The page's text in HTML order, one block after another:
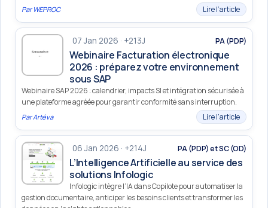
ParWEPROC Lire l’article
07 Jan 2026 · +213J PA (PDP)
Webinaire Facturation électronique
2026 : préparez votre environnement
sous SAP
Webinaire SAP 2026 : calendrier, impacts SI et intégration sécurisée à
une plateforme agréée pour garantir conformité sans interruption.
ParArtéva Lire l’article
06 Jan 2026 · +214J PA (PDP) et SC (OD)
L’Intelligence Artificielle au service des
solutions Infologic
Infologic intègre l’IA dans Copilote pour automatiser la
gestion documentaire, anticiper les besoins clients et transformer les